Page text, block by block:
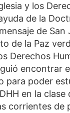
y los
de la
de San
de la Paz
Derechos
encontrar
para poder
en la clase
corrientes de